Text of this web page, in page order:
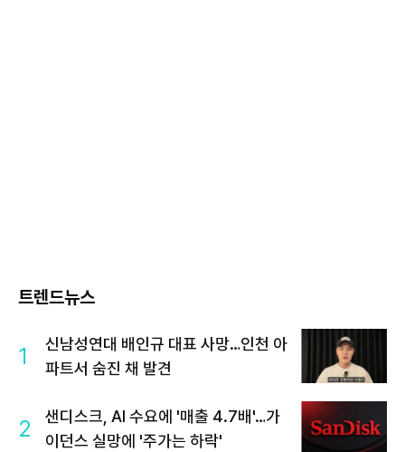
트렌드뉴스
1
신남성연대 배인규 대표 사망…인천 아
파트서 숨진 채 발견
2
샌디스크, AI 수요에 '매출 4.7배'…가
이던스 실망에 '주가는 하락'